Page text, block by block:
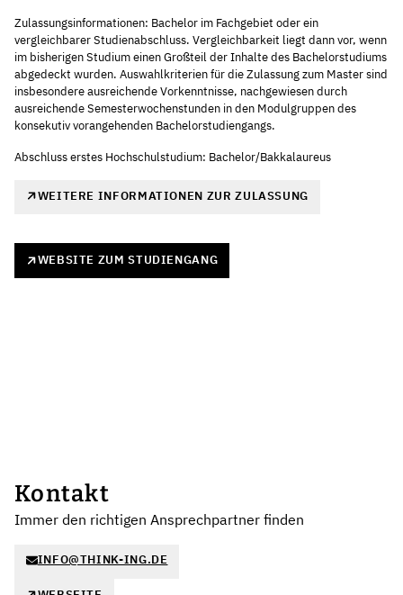
Zulassungsinformationen: Bachelor im Fachgebiet oder ein
vergleichbarer Studienabschluss. Vergleichbarkeit liegt dann vor, wenn
im bisherigen Studium einen Großteil der Inhalte des Bachelorstudiums
abgedeckt wurden. Auswahlkriterien für die Zulassung zum Master sind
insbesondere ausreichende Vorkenntnisse, nachgewiesen durch
ausreichende Semesterwochenstunden in den Modulgruppen des
konsekutiv vorangehenden Bachelorstudiengangs.
Abschluss erstes Hochschulstudium: Bachelor/Bakkalaureus
WEITERE INFORMATIONEN ZUR ZULASSUNG
WEBSITE ZUM STUDIENGANG
Kontakt
Immer den richtigen Ansprechpartner finden
INFO@THINK-ING.DE